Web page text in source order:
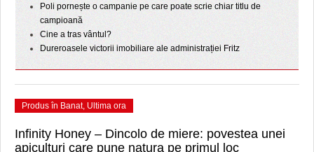
Poli pornește o campanie pe care poate scrie chiar titlu de
campioană
Cine a tras vântul?
Dureroasele victorii imobiliare ale administrației Fritz
Produs în Banat, Ultima ora
Infinity Honey – Dincolo de miere: povestea unei
apiculturi care pune natura pe primul loc